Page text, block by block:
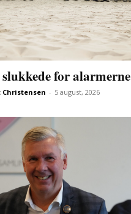
for alarmerne
Christensen - 5 august, 2026